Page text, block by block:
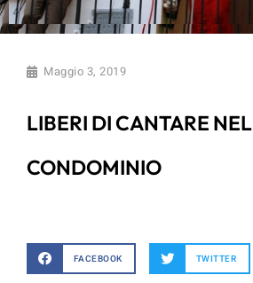
Maggio 3, 2019
LIBERI DI CANTARE NEL
CONDOMINIO
FACEBOOK TWITTER